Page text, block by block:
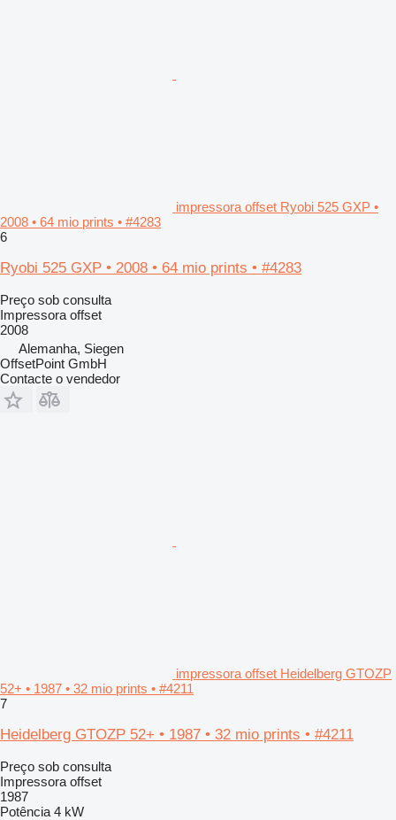
impressora offset Ryobi 525 GXP •
2008 • 64 mio prints • #4283
6
Ryobi 525 GXP • 2008 • 64 mio prints • #4283
Preço sob consulta
Impressora offset
2008
Alemanha, Siegen
OffsetPoint GmbH
Contacte o vendedor
impressora offset Heidelberg GTOZP
52+ • 1987 • 32 mio prints • #4211
7
Heidelberg GTOZP 52+ • 1987 • 32 mio prints • #4211
Preço sob consulta
Impressora offset
1987
Potência 4 kW